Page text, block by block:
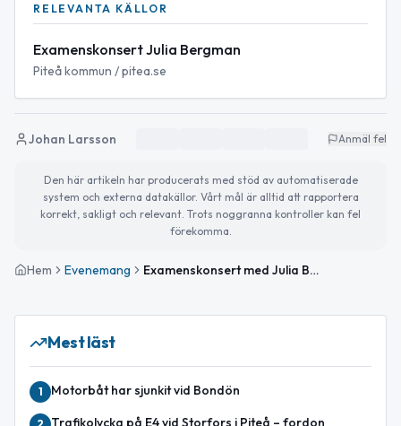
RELEVANTA KÄLLOR
Examenskonsert Julia Bergman
Piteå kommun / pitea.se
Johan Larsson Anmäl fel
Den här artikeln har producerats med stöd av automatiserade
system och externa datakällor. Vårt mål är alltid att rapportera
korrekt, sakligt och relevant. Trots noggranna kontroller kan fel
förekomma.
Hem Evenemang Examenskonsert med Julia Bergman
Mest läst
1 Motorbåt har sjunkit vid Bondön
2 Trafikolycka på E4 vid Storfors i Piteå – fordon